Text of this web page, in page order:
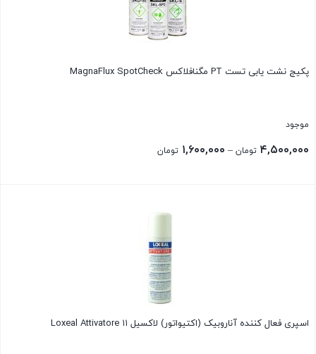
پکیج نشت یابی تست PT مگنافلاکس MagnaFlux SpotCheck
موجود
۴,۵۰۰,۰۰۰ تومان – ۱,۶۰۰,۰۰۰ تومان
اسپری فعال کننده آناروبیک (اکتیواتور) لاکسیل ۱۱ Loxeal Attivatore